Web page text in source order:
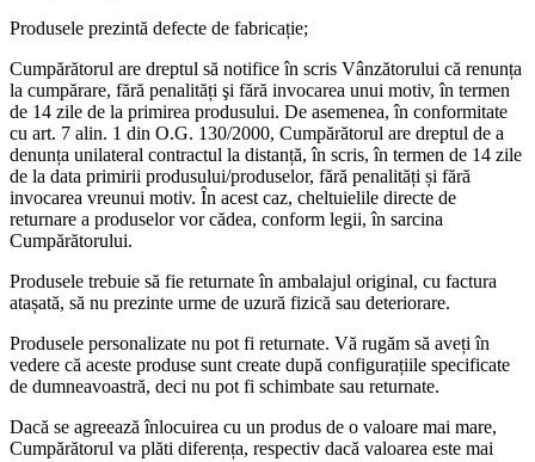
Produsele prezintă defecte de fabricație;
Cumpărătorul are dreptul să notifice în scris Vânzătorului că renunța
la cumpărare, fără penalități şi fără invocarea unui motiv, în termen
de 14 zile de la primirea produsului. De asemenea, în conformitate
cu art. 7 alin. 1 din O.G. 130/2000, Cumpărătorul are dreptul de a
denunța unilateral contractul la distanță, în scris, în termen de 14 zile
de la data primirii produsului/produselor, fără penalități și fără
invocarea vreunui motiv. În acest caz, cheltuielile directe de
returnare a produselor vor cădea, conform legii, în sarcina
Cumpărătorului.
Produsele trebuie să fie returnate în ambalajul original, cu factura
atașată, să nu prezinte urme de uzură fizică sau deteriorare.
Produsele personalizate nu pot fi returnate. Vă rugăm să aveți în
vedere că aceste produse sunt create după configurațiile specificate
de dumneavoastră, deci nu pot fi schimbate sau returnate.
Dacă se agreează înlocuirea cu un produs de o valoare mai mare,
Cumpărătorul va plăti diferența, respectiv dacă valoarea este mai